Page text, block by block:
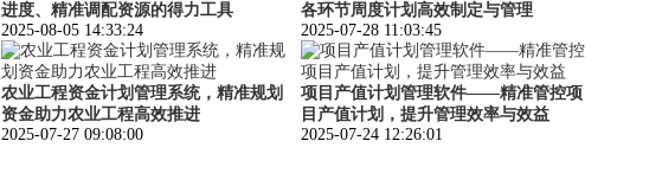
进度、精准调配资源的得力工具
2025-08-05 14:33:24
各环节周度计划高效制定与管理
2025-07-28 11:03:45
农业工程资金计划管理系统，精准规划
资金助力农业工程高效推进
2025-07-27 09:08:00
项目产值计划管理软件——精准管控项
目产值计划，提升管理效率与效益
2025-07-24 12:26:01